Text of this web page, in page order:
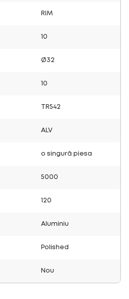
RIM
10
Ø32
10
TR542
ALV
o singură piesa
5000
120
Aluminiu
Polished
Nou